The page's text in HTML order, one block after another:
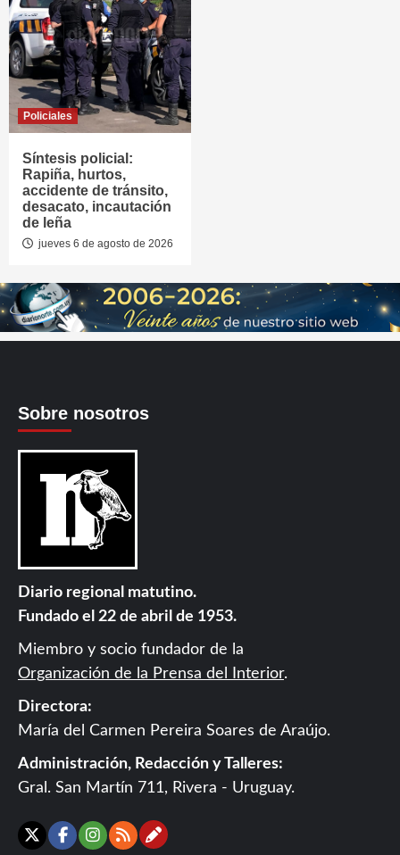
Policiales
Síntesis policial:
Rapiña, hurtos,
accidente de tránsito,
desacato, incautación
de leña
jueves 6 de agosto de 2026
Sobre nosotros
Diario regional matutino.
Fundado el 22 de abril de 1953.
Miembro y socio fundador de la
Organización de la Prensa del Interior.
Directora:
María del Carmen Pereira Soares de Araújo.
Administración, Redacción y Talleres:
Gral. San Martín 711, Rivera - Uruguay.
X Facebook
Instagram
RSSContáctanos